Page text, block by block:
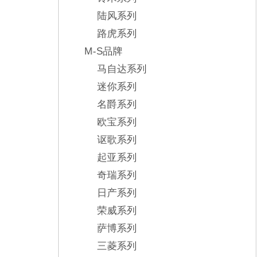
陆风系列
路虎系列
M-S品牌
马自达系列
迷你系列
名爵系列
欧宝系列
讴歌系列
起亚系列
奇瑞系列
日产系列
荣威系列
萨博系列
三菱系列